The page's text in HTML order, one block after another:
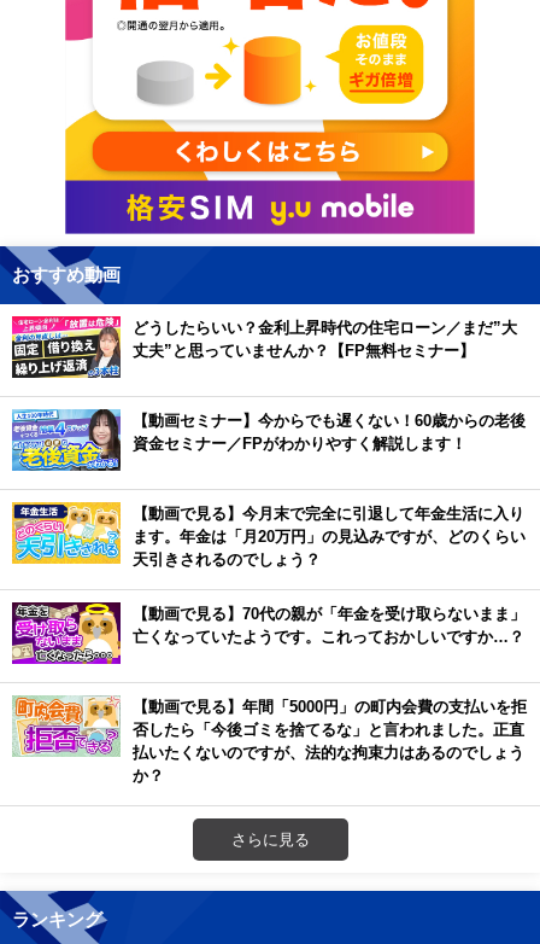
おすすめ動画
どうしたらいい？金利上昇時代の住宅ローン／まだ”大
丈夫”と思っていませんか？【FP無料セミナー】
【動画セミナー】今からでも遅くない！60歳からの老後
資金セミナー／FPがわかりやすく解説します！
【動画で見る】今月末で完全に引退して年金生活に入り
ます。年金は「月20万円」の見込みですが、どのくらい
天引きされるのでしょう？
【動画で見る】70代の親が「年金を受け取らないまま」
亡くなっていたようです。これっておかしいですか…？
【動画で見る】年間「5000円」の町内会費の支払いを拒
否したら「今後ゴミを捨てるな」と言われました。正直
払いたくないのですが、法的な拘束力はあるのでしょう
か？
さらに見る
ランキング